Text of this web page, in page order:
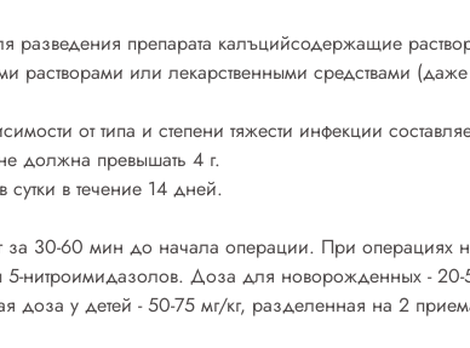
разведения препарата калъцийсодержащие
или лекарственными средствами
от типа и степени тяжести инфекции
должна превышать 4 г.
в течение 14 дней.
30-60 мин до начала операции. При операциях
5-нитроимидазолов. Доза для новорожденных - 20-
доза у детей - 50-75 мг/кг, разделенная на 2